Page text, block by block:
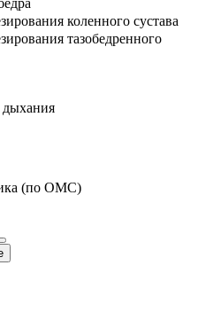
коленного сустава
тазобедренного
дыхания
(по ОМС)